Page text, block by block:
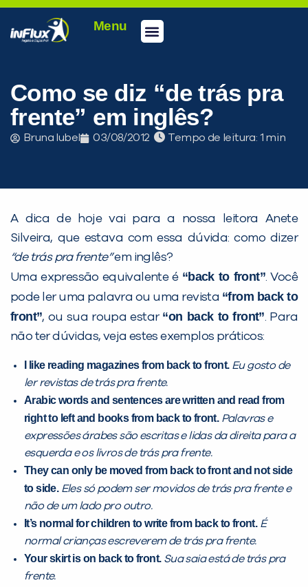
Menu
Como se diz “de trás pra
frente” em inglês?
Bruna Iubel 03/08/2012 Tempo de leitura:
A dica de hoje vai para a nossa leitora Anete
Silveira, que estava com essa dúvida: como dizer
“de trás pra frente”em inglês?
Uma expressão equivalente é “back to front”. Você
pode ler uma palavra ou uma revista “from back to
front”, ou sua roupa estar “on back to front”. Para
não ter dúvidas, veja estes exemplos práticos:
I like reading magazines from back to front. Eu gosto de
ler revistas de trás pra frente.
Arabic words and sentences are written and read from
right to left and books from back to front.Palavras e
expressões árabes são escritas e lidas da direita para a
esquerda e os livros de trás pra frente.
They can only be moved from back to front and not side
to side.Eles só podem ser movidos de trás pra frente e
não de um lado pro outro.
It’s normal for children to write from back to front.É
normal crianças escreverem de trás pra frente.
Your skirt is on back to front.Sua saia está de trás pra
frente.
PEÇA UMA DEMONSTRAÇÃO DE MÉTODO
Desculpe!
inFlux nesta cidade ou bairro que
você digitou.
Preencha com seus dados abaixo e